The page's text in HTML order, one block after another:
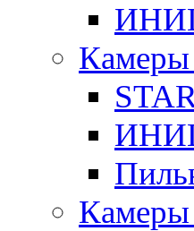
Камеры
Камеры